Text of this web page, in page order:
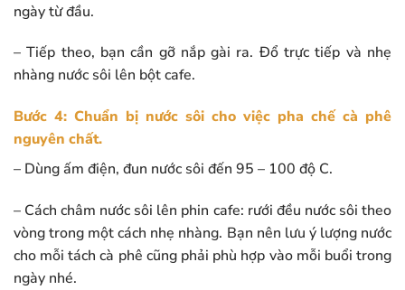
ngày từ đầu.
– Tiếp theo, bạn cần gỡ nắp gài ra. Đổ trực tiếp và nhẹ
nhàng nước sôi lên bột cafe.
Bước 4: Chuẩn bị nước sôi cho việc pha chế cà phê
nguyên chất.
– Dùng ấm điện, đun nước sôi đến 95 – 100 độ C.
– Cách châm nước sôi lên phin cafe: rưới đều nước sôi theo
vòng trong một cách nhẹ nhàng. Bạn nên lưu ý lượng nước
cho mỗi tách cà phê cũng phải phù hợp vào mỗi buổi trong
ngày nhé.